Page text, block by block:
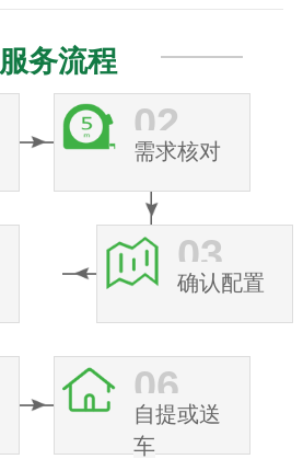
服务流程
02
需求核对
03
确认配置
06
自提或送
车